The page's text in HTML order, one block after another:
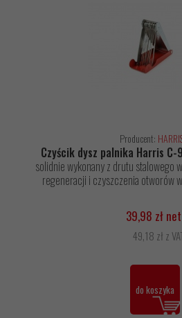
Producent:
Czyścik dysz palnika Harris
solidnie wykonany z drutu stalowego
regeneracji i czyszczenia otworów
39,98 zł
49,18 zł z
do koszyka